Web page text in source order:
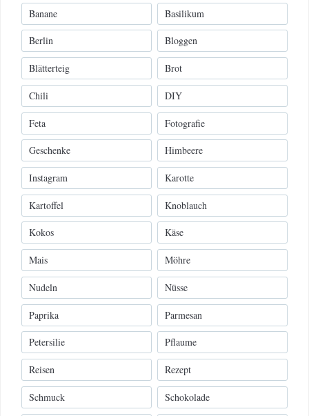
Banane Basilikum
Berlin Bloggen
Blätterteig Brot
Chili DIY
Feta Fotografie
Geschenke Himbeere
Instagram Karotte
Kartoffel Knoblauch
Kokos Käse
Mais Möhre
Nudeln Nüsse
Paprika Parmesan
Petersilie Pflaume
Reisen Rezept
Schmuck Schokolade